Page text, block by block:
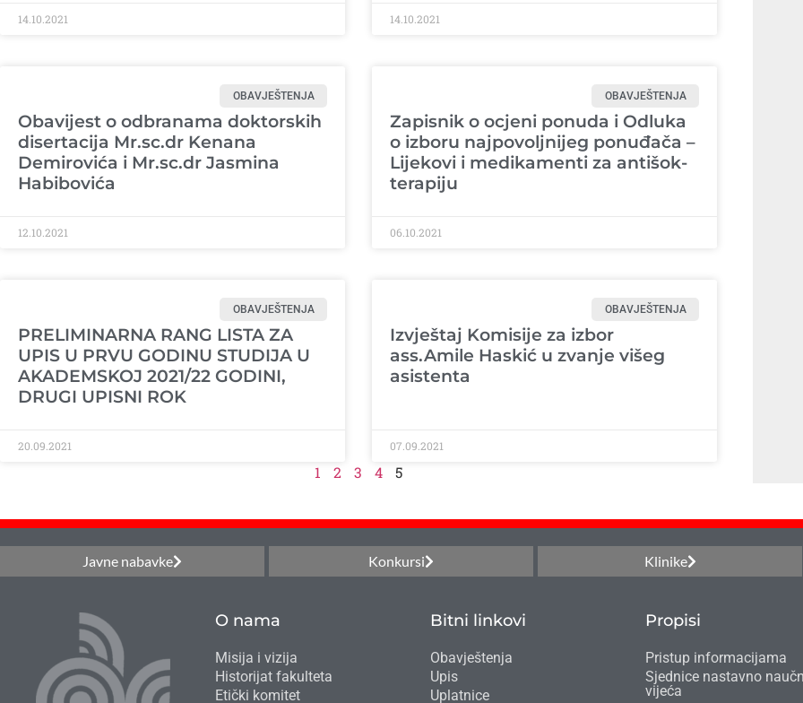
14.10.2021 14.10.2021
OBAVJEŠTENJA
Obavijest o odbranama doktorskih
disertacija Mr.sc.dr Kenana
Demirovića i Mr.sc.dr Jasmina
Habibovića
12.10.2021
OBAVJEŠTENJA
Zapisnik o ocjeni ponuda i Odluka
o izboru najpovoljnijeg ponuđača –
Lijekovi i medikamenti za antišok-
terapiju
06.10.2021
OBAVJEŠTENJA
PRELIMINARNA RANG LISTA ZA
UPIS U PRVU GODINU STUDIJA U
AKADEMSKOJ 2021/22 GODINI,
DRUGI UPISNI ROK
20.09.2021
OBAVJEŠTENJA
Izvještaj Komisije za izbor
ass.Amile Haskić u zvanje višeg
asistenta
07.09.2021
1 2 3 4 5
Javne nabavke Konkursi Klinike
O nama
Misija i vizija
Historijat fakulteta
Etički komitet
Bitni linkovi
Obavještenja
Upis
Uplatnice
Propisi
Pristup informacijama
Sjednice nastavno
vijeća